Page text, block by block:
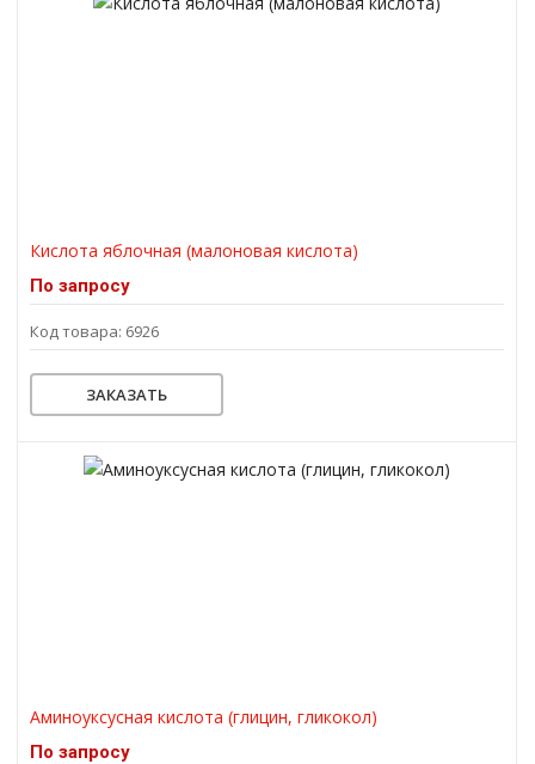
Кислота яблочная (малоновая кислота)
По запросу
Код товара: 6926
ЗАКАЗАТЬ
Аминоуксусная кислота (глицин, гликокол)
По запросу